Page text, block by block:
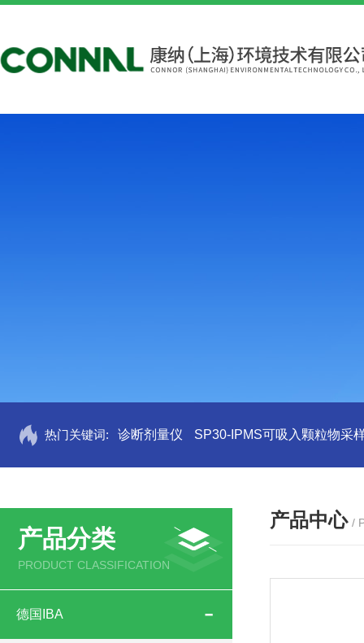
热门关键词: 诊断剂量仪 SP30-IPMS可吸入颗粒物采
产品分类
PRODUCT CLASSIFICATION
德国IBA
产品中心 /